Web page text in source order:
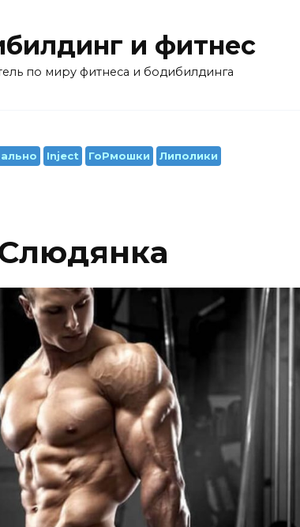
и фитнес
по миру фитнеса и бодибилдинга
Inject ГоРмошки Липолики